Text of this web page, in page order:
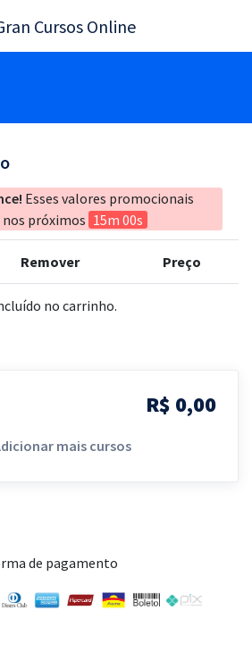
Esses valores promocionais
próximos 15m 00s
Remover Preço
no carrinho.
R$ 0,00
mais cursos
de pagamento